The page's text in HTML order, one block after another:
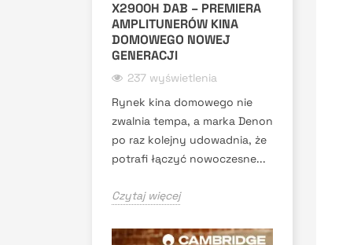
X2900H DAB – PREMIERA
AMPLITUNERÓW KINA
DOMOWEGO NOWEJ
GENERACJI
237 wyświetlenia
Rynek kina domowego nie
zwalnia tempa, a marka Denon
po raz kolejny udowadnia, że
potrafi łączyć nowoczesne...
Czytaj więcej